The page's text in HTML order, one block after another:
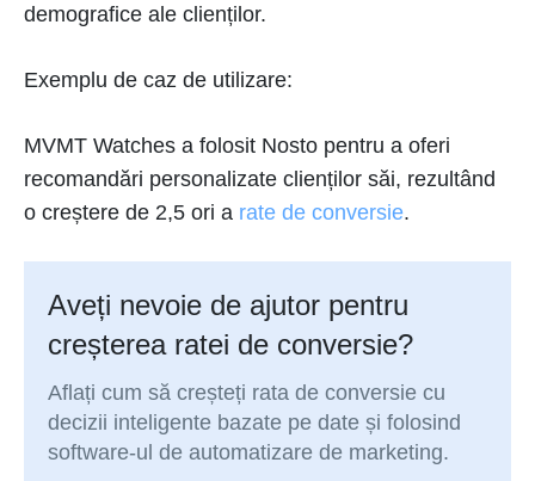
demografice ale clienților.
Exemplu de caz de utilizare:
MVMT Watches a folosit Nosto pentru a oferi
recomandări personalizate clienților săi, rezultând
o creștere de 2,5 ori a rate de conversie.
Aveți nevoie de ajutor pentru
creșterea ratei de conversie?
Aflați cum să creșteți rata de conversie cu
decizii inteligente bazate pe date și folosind
software-ul de automatizare de marketing.